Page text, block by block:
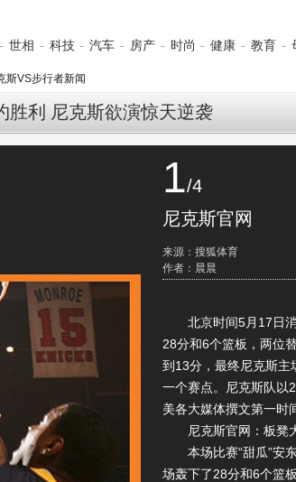
- 世相 - 科技 - 汽车 - 房产 - 时尚 - 健康 - 教育 -
斯VS步行者新闻
胜利 尼克斯欲演惊天逆袭
1/4
尼克斯官网
来源：搜狐体育
作者：晨晨
北京时间5月17日消
28分和6个篮板，两位
到13分，最终尼克斯主
一个赛点。尼克斯队以
美各大媒体撰文第一时
尼克斯官网：板凳
本场比赛“甜瓜”安
场轰下了28分和6个篮